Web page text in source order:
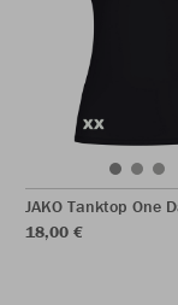
JAKO Tanktop One
18,00 €